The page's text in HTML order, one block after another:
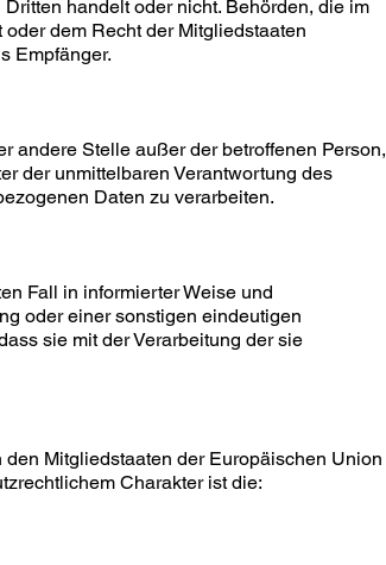
handelt oder nicht. Behörden, die im
dem Recht der Mitgliedstaaten
Empfänger.
andere Stelle außer der betroffenen Person,
der unmittelbaren Verantwortung des
Daten zu verarbeiten.
Fall in informierter Weise und
oder einer sonstigen eindeutigen
sie mit der Verarbeitung der sie
Mitgliedstaaten der Europäischen Union
Charakter ist die: